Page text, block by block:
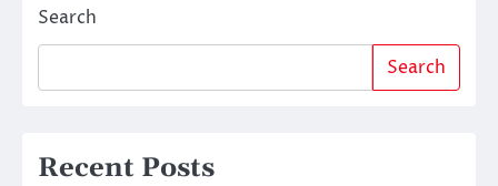
Search
Search
Recent Posts